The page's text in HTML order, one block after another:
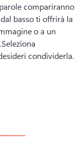
compariranno
basso ti offrirà la
o a un
Seleziona